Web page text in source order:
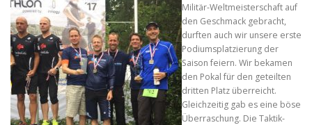
Militär-Weltmeisterschaft auf
den Geschmack gebracht,
durften auch wir unsere erste
Podiumsplatzierung der
Saison feiern. Wir bekamen
den Pokal für den geteilten
dritten Platz überreicht.
Gleichzeitig gab es eine böse
Überraschung. Die Taktik-